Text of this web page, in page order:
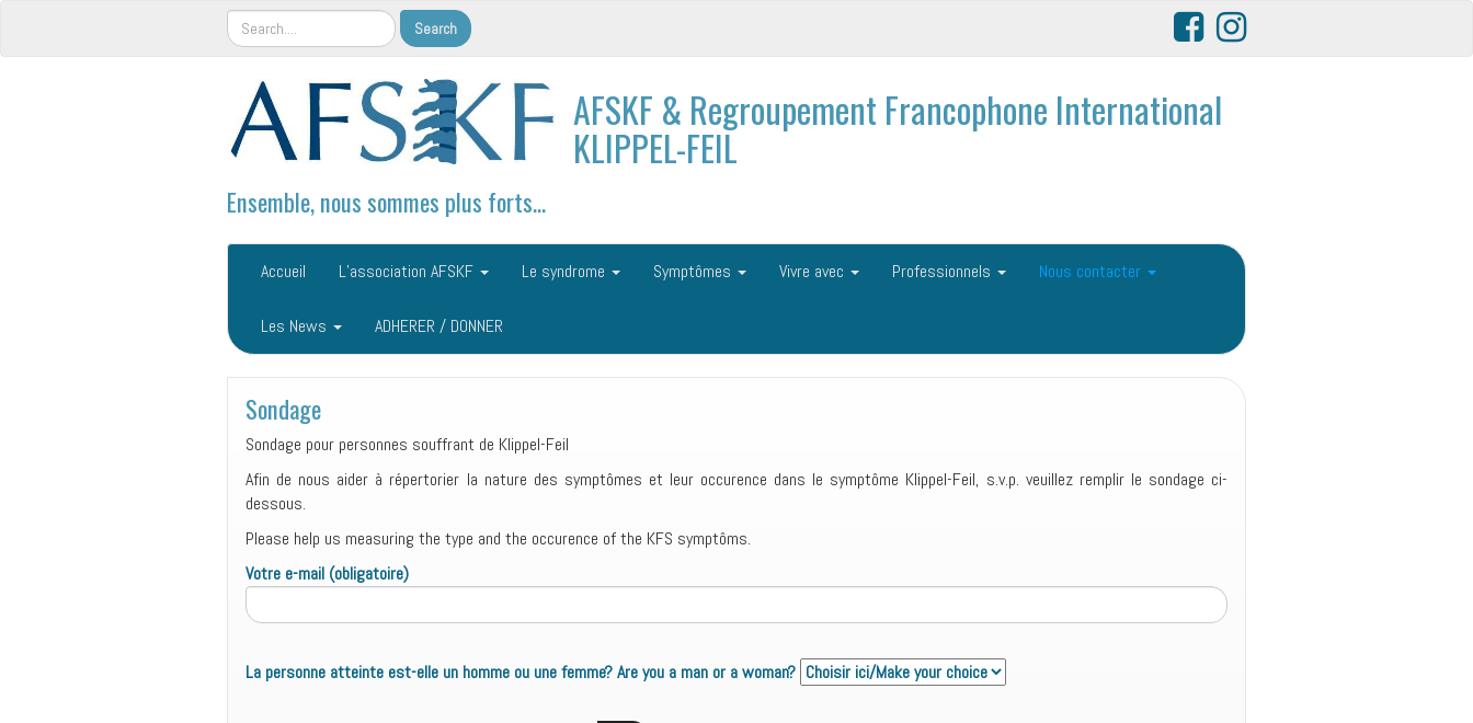
AFSKF & Regroupement Francophone International
KLIPPEL-FEIL
Ensemble, nous sommes plus forts…
Accueil L’association AFSKF Le syndrome Symptômes Vivre avec Professionnels Nous contacter
Les News ADHERER / DONNER
Sondage
Sondage pour personnes souffrant de Klippel-Feil
Afin de nous aider à répertorier la nature des symptômes et leur occurence dans le symptôme Klippel-Feil, s.v.p. veuillez remplir le sondage ci-
dessous.
Please help us measuring the type and the occurence of the KFS symptôms.
Votre e-mail (obligatoire)
La personne atteinte est-elle un homme ou une femme? Are you a man or a woman?